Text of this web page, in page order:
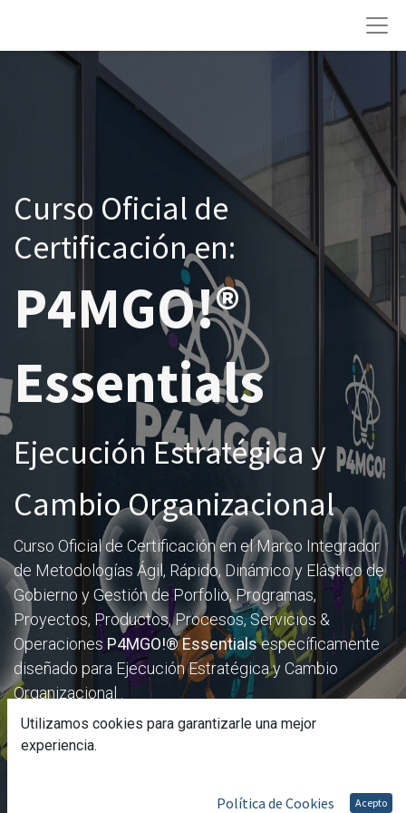
Curso Oficial de
Certificación en:
P4MGO!®
Essentials
Ejecución Estratégica y
Cambio Organizacional
Curso Oficial de Certificación en el Marco Integrador
de Metodologías Ágil, Rápido, Dinámico y Elástico de
Gobierno y Gestión de Porfolio, Programas,
Proyectos, Productos, Procesos, Servicios &
Operaciones P4MGO!® Essentialsespecíficamente
diseñado para Ejecución Estratégica y Cambio
Organizacional .
Utilizamos cookies para garantizarle una mejor
experiencia.
Política de Cookies Acepto